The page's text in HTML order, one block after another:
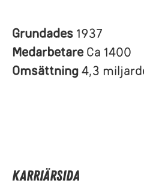
Grundades 1937
Medarbetare Ca 1400
Omsättning 4,3
Karriärsida